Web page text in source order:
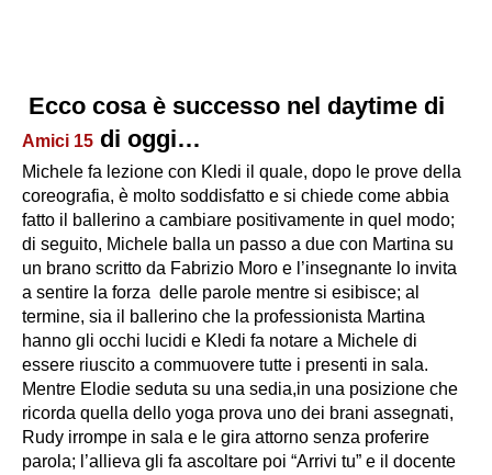
Ecco cosa è successo nel daytime di
Amici 15 di oggi…
Michele fa lezione con Kledi il quale, dopo le prove della
coreografia, è molto soddisfatto e si chiede come abbia
fatto il ballerino a cambiare positivamente in quel modo;
di seguito, Michele balla un passo a due con Martina su
un brano scritto da Fabrizio Moro e l’insegnante lo invita
a sentire la forza delle parole mentre si esibisce; al
termine, sia il ballerino che la professionista Martina
hanno gli occhi lucidi e Kledi fa notare a Michele di
essere riuscito a commuovere tutte i presenti in sala.
Mentre Elodie seduta su una sedia,in una posizione che
ricorda quella dello yoga prova uno dei brani assegnati,
Rudy irrompe in sala e le gira attorno senza proferire
parola; l’allieva gli fa ascoltare poi “Arrivi tu” e il docente